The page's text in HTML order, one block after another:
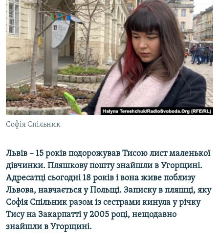
СВІТ
КИТАЙ.ВИКЛИКИ
МУЛЬТИМЕДІА
ФОТО
СПЕЦПРОЄКТИ
ПОДКАСТИ
КРИМ РЕАЛІЇ
РУС
КТАТ
ДОЛУЧАЙСЯ!
Софія Спільник
Львів – 15 років подорожував Тисою лист маленької
дівчинки. Пляшкову пошту знайшли в Угорщині.
Адресатці сьогодні 18 років і вона живе поблизу
Львова, навчається у Польщі. Записку в пляшці, яку
Софія Спільник разом із сестрами кинула у річку
Тису на Закарпатті у 2005 році, нещодавно
знайшли в Угорщині.